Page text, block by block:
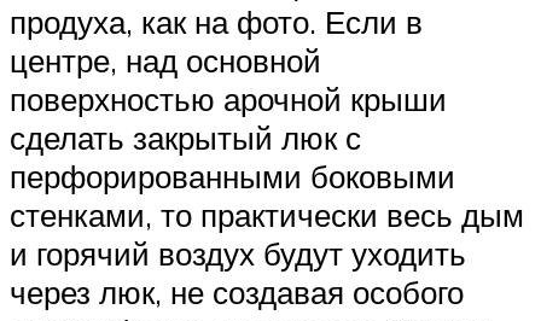
продуха, как на фото. Если в
центре, над основной
поверхностью арочной крыши
сделать закрытый люк с
перфорированными боковыми
стенками, то практически весь дым
и горячий воздух будут уходить
через люк, не создавая особого